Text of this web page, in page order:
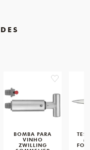
favorite
BOMBA PARA
VINHO
ZWILLING